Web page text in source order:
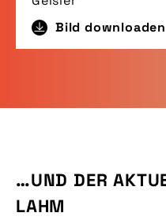
Bild downloaden
…UND DER
LAHM